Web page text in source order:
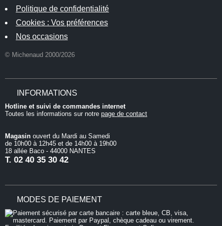
Politique de confidentialité
Cookies : Vos préférences
Nos occasions
© Michenaud 2000/2026
INFORMATIONS
Hotline et suivi de commandes internet
Toutes les informations sur notre page de contact
Magasin ouvert du Mardi au Samedi
de 10h00 à 12h45 et de 14h00 à 19h00
18 allée Baco - 44000 NANTES
T. 02 40 35 30 42
MODES DE PAIEMENT